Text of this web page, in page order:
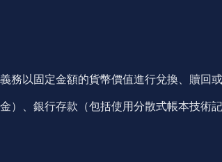
務以固定金額的貨幣價值進行兌換、贖回
、銀行存款（包括使用分散式帳本技術